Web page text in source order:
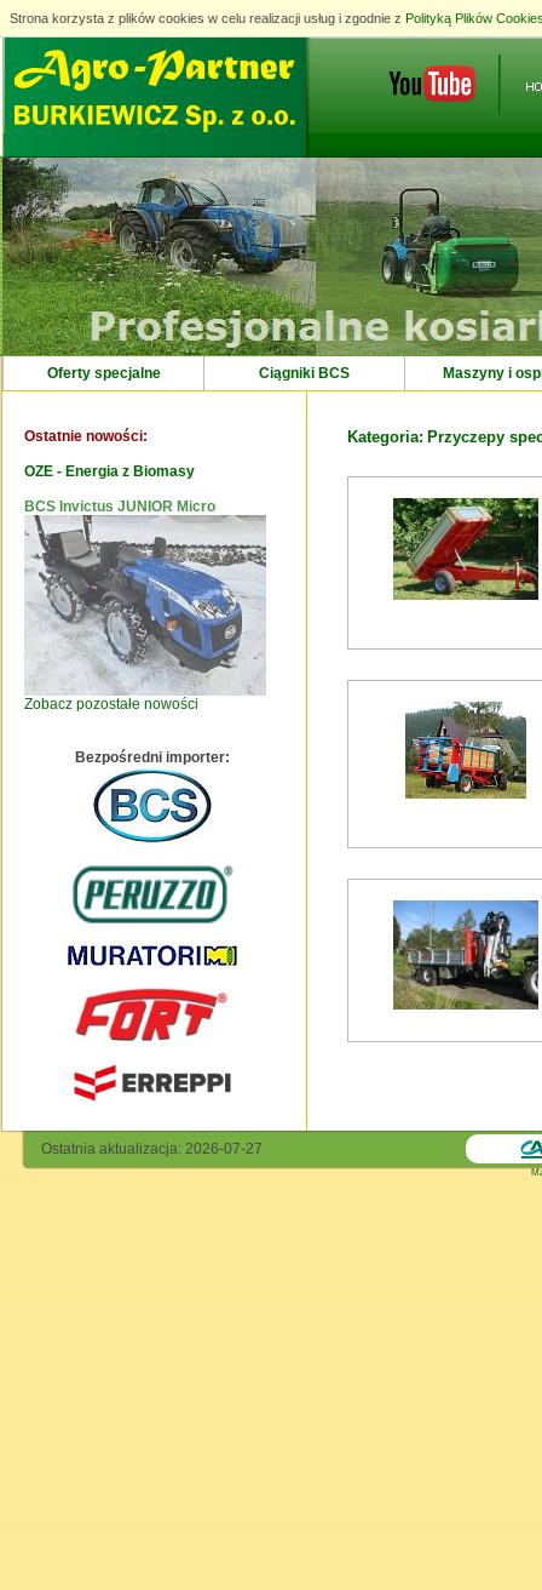
Oferty specjalne Ciągniki BCS Maszyny i
Ostatnie nowości:
OZE - Energia z Biomasy
BCS Invictus JUNIOR Micro
Maszyna EcoBeach do czyszczenia
Zobacz pozostałe nowości
Bezpośredni importer:
Kategoria: Przyczepy
Ostatnia aktualizacja: 2026-07-27
Strona korzysta z plików cookies w celu realizacji usług i zgodnie z Polityką Plików
Strona korzysta z plików cookies w celu realizacji usług i zgodnie z Polityką Plików